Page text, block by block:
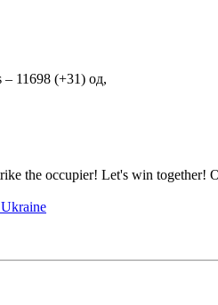
– 11698 (+31) од,
the occupier! Let's win together!